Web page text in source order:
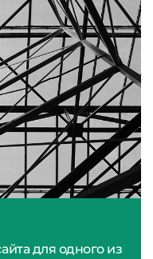
для одного из